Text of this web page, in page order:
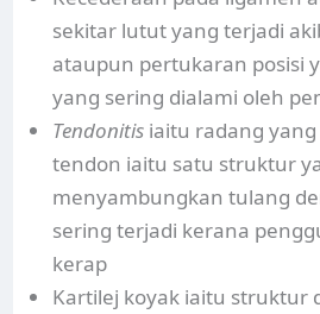
sekitar lutut yang terjadi
ataupun pertukaran posisi
yang sering dialami oleh
Tendonitis iaitu radang
tendon iaitu satu struktur
menyambungkan tulang
sering terjadi kerana
kerap
Kartilej koyak iaitu struktur